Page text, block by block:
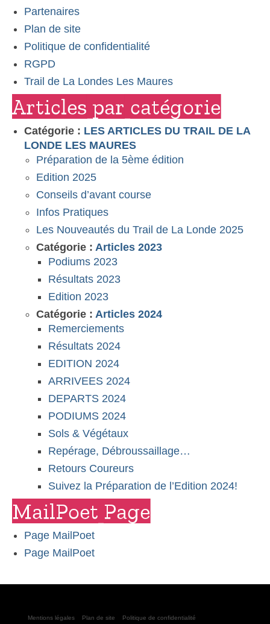
Partenaires
Plan de site
Politique de confidentialité
RGPD
Trail de La Londes Les Maures
Articles par catégorie
Catégorie : LES ARTICLES DU TRAIL DE LA
LONDE LES MAURES
Préparation de la 5ème édition
Edition 2025
Conseils d’avant course
Infos Pratiques
Les Nouveautés du Trail de La Londe 2025
Catégorie : Articles 2023
Podiums 2023
Résultats 2023
Edition 2023
Catégorie : Articles 2024
Remerciements
Résultats 2024
EDITION 2024
ARRIVEES 2024
DEPARTS 2024
PODIUMS 2024
Sols & Végétaux
Repérage, Débroussaillage…
Retours Coureurs
Suivez la Préparation de l’Edition 2024!
MailPoet Page
Page MailPoet
Page MailPoet
Mentions légales Plan de site Politique de confidentialité